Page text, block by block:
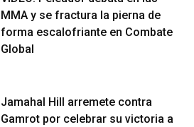
MMA y se fractura la pierna de
forma escalofriante en Combate
Global
Jamahal Hill arremete contra
Gamrot por celebrar su victoria a